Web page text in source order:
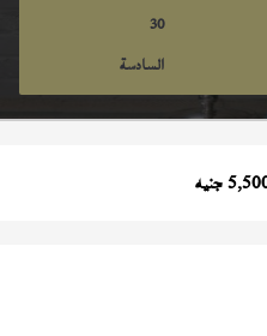
30
السادسة